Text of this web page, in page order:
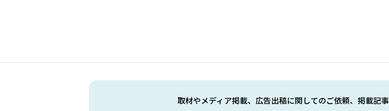
取材やメディア掲載、広告出稿に関してのご依頼、掲載記